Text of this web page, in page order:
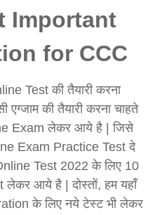
Important
for CCC
Test की तैयारी करना
की तैयारी करना चाहते
Exam लेकर आये है | जिसे
Exam Practice Test दे
Test 2022 के लिए 10
लेकर आये है | दोस्तों, हम यहाँ
के लिए नये टेस्ट भी लेकर